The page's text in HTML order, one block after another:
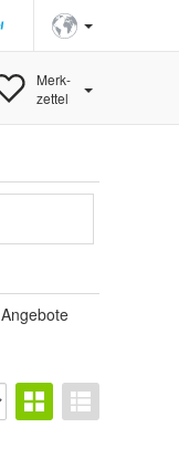
Merk-
zettel